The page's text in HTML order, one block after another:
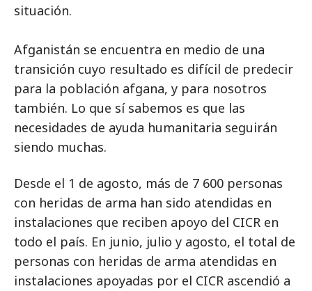
situación.
Afganistán se encuentra en medio de una
transición cuyo resultado es difícil de predecir
para la población afgana, y para nosotros
también. Lo que sí sabemos es que las
necesidades de ayuda humanitaria seguirán
siendo muchas.
Desde el 1 de agosto, más de 7 600 personas
con heridas de arma han sido atendidas en
instalaciones que reciben apoyo del CICR en
todo el país. En junio, julio y agosto, el total de
personas con heridas de arma atendidas en
instalaciones apoyadas por el CICR ascendió a